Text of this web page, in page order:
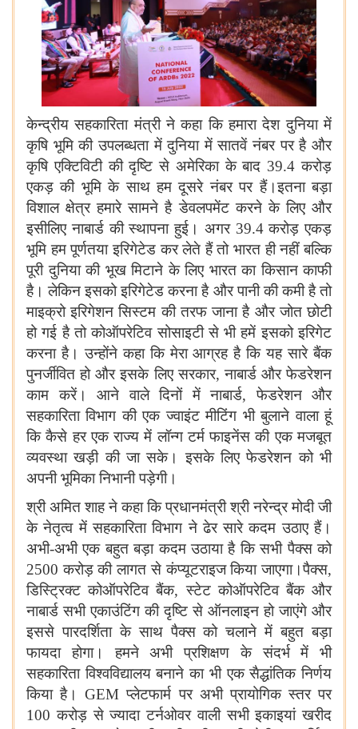
केन्द्रीय सहकारिता मंत्री ने कहा कि हमारा देश दुनिया में
कृषि भूमि की उपलब्धता में दुनिया में सातवें नंबर पर है और
कृषि एक्टिविटी की दृष्टि से अमेरिका के बाद 39.4 करोड़
एकड़ की भूमि के साथ हम दूसरे नंबर पर हैं।इतना बड़ा
विशाल क्षेत्र हमारे सामने है डेवलपमेंट करने के लिए और
इसीलिए नाबार्ड की स्थापना हुई। अगर 39.4करोड़ एकड़
भूमि हम पूर्णतया इरिगेटेड कर लेते हैं तो भारत ही नहीं बल्कि
पूरी दुनिया की भूख मिटाने के लिए भारत का किसान काफी
है। लेकिन इसको इरिगेटेड करना है और पानी की कमी है तो
माइक्रो इरिगेशन सिस्टम की तरफ जाना है और जोत छोटी
हो गई है तो कोऑपरेटिव सोसाइटी से भी हमें इसको इरिगेट
करना है। उन्होंने कहा कि मेरा आग्रह है कि यह सारे बैंक
पुनर्जीवित हो और इसके लिए सरकार, नाबार्ड और फेडरेशन
काम करें। आने वाले दिनों में नाबार्ड, फेडरेशन और
सहकारिता विभाग की एक ज्वाइंट मीटिंग भी बुलाने वाला हूं
कि कैसे हर एक राज्य में लॉन्ग टर्म फाइनेंस की एक मजबूत
व्यवस्था खड़ी की जा सके। इसके लिए फेडरेशन को भी
अपनी भूमिका निभानी पड़ेगी।
श्री अमित शाह ने कहा कि प्रधानमंत्री श्री नरेन्द्र मोदी जी
के नेतृत्व में सहकारिता विभाग ने ढेर सारे कदम उठाए हैं।
अभी-अभी एक बहुत बड़ा कदम उठाया है कि सभी पैक्स को
2500करोड़ की लागत से कंप्यूटराइज किया जाएगा।पैक्स,
डिस्ट्रिक्ट कोऑपरेटिव बैंक, स्टेट कोऑपरेटिव बैंक और
नाबार्ड सभी एकाउंटिंग की दृष्टि से ऑनलाइन हो जाएंगे और
इससे पारदर्शिता के साथ पैक्स को चलाने में बहुत बड़ा
फायदा होगा। हमने अभी प्रशिक्षण के संदर्भ में भी
सहकारिता विश्वविद्यालय बनाने का भी एक सैद्धांतिक निर्णय
किया है।GEMप्लेटफार्म पर अभी प्रायोगिक स्तर पर
100करोड़ से ज्यादा टर्नओवर वाली सभी इकाइयां खरीद